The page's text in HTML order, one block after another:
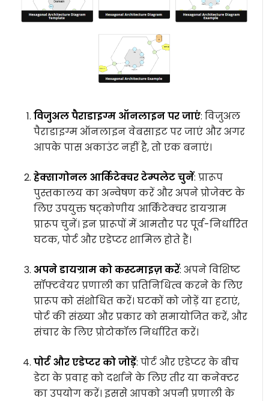
विजुअल पैराडाइग्म ऑनलाइन पर जाएं: विजुअल
पैराडाइग्म ऑनलाइन वेबसाइट पर जाएं और अगर
आपके पास अकाउंट नहीं है, तो एक बनाएं।
हेक्सागोनल आर्किटेक्चर टेम्पलेट चुनें: प्रारूप
पुस्तकालय का अन्वेषण करें और अपने प्रोजेक्ट के
लिए उपयुक्त षट्कोणीय आर्किटेक्चर डायग्राम
प्रारूप चुनें। इन प्रारूपों में आमतौर पर पूर्व-निर्धारित
घटक, पोर्ट और एडेप्टर शामिल होते हैं।
अपने डायग्राम को कस्टमाइज़ करें: अपने विशिष्ट
सॉफ्टवेयर प्रणाली का प्रतिनिधित्व करने के लिए
प्रारूप को संशोधित करें। घटकों को जोड़ें या हटाएं,
पोर्ट की संख्या और प्रकार को समायोजित करें, और
संचार के लिए प्रोटोकॉल निर्धारित करें।
पोर्ट और एडेप्टर को जोड़ें: पोर्ट और एडेप्टर के बीच
डेटा के प्रवाह को दर्शाने के लिए तीर या कनेक्टर
का उपयोग करें। इससे आपको अपनी प्रणाली के